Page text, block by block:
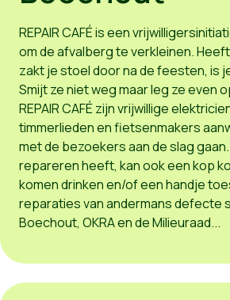
REPAIR CAFÉ is een
om de afvalberg te verkleinen.
zakt je stoel door na de feesten, is
Smijt ze niet weg maar leg ze even
REPAIR CAFÉ zijn vrijwillige
timmerlieden en fietsenmakers
met de bezoekers aan de slag
repareren heeft, kan ook een kop
komen drinken en/of een handje
reparaties van andermans defecte
Boechout, OKRA en de Milieuraad...